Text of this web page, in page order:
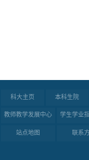
科大主页 本科生院
教师教学发展中心 学生学业
站点地图 联系